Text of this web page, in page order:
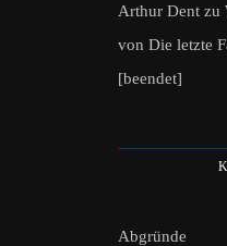
Arthur Dent zu
von Die letzte
[beendet]
Abgründe